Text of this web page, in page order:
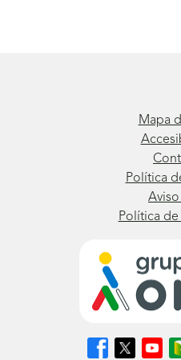
Mapa
Política
Aviso
Política
SíguenosSíguenos